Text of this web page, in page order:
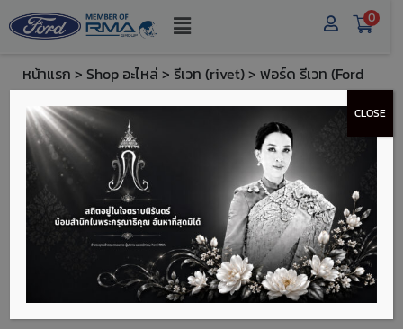
0
หน้าแรก > Shop อะไหล่ > รีเวท (rivet)> ฟอร์ด รีเวท (Ford
Rivet) - FTW716070S300
CLOSE